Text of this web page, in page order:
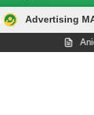
Advertising
Anies